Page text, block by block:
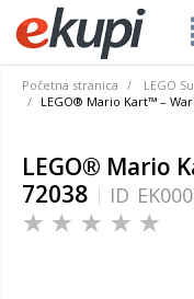
Početna stranica
LEGO
LEGO® Mario Kart™ –
LEGO® Mario
72038
ID